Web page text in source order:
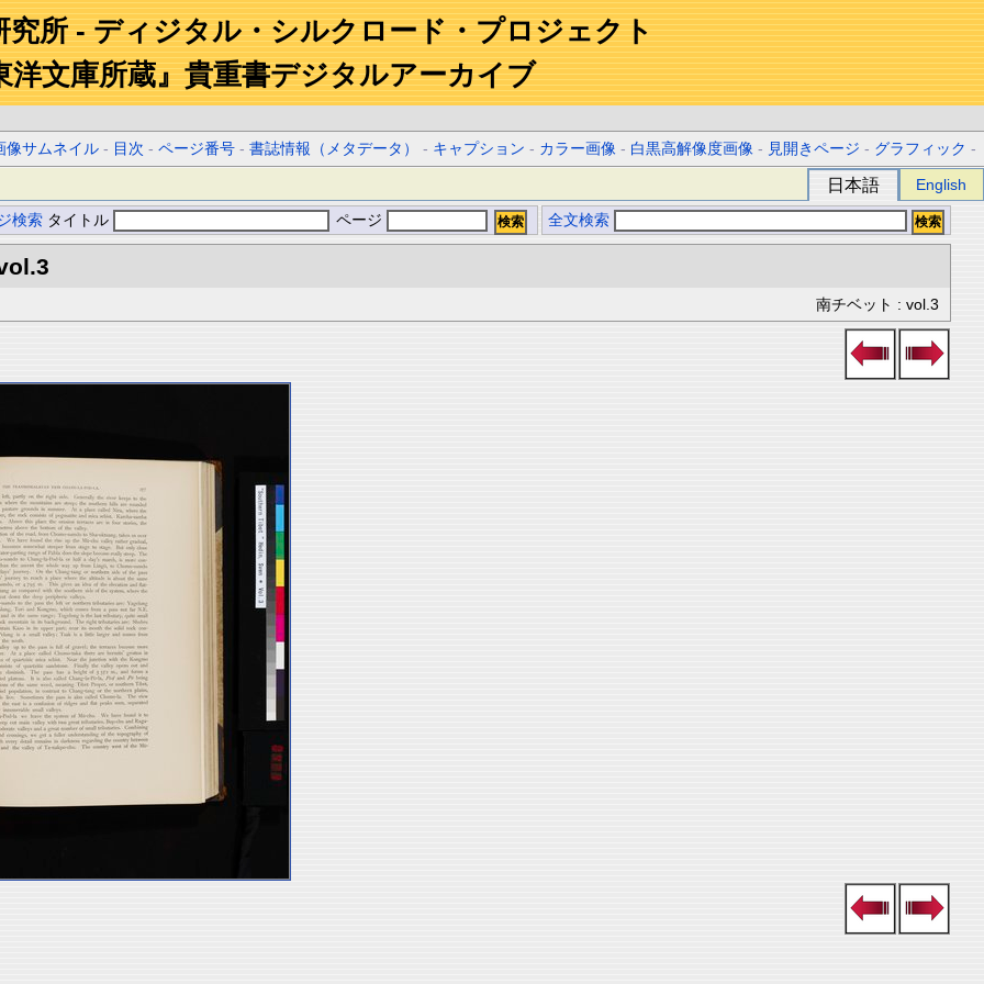
究所 - ディジタル・シルクロード・プロジェクト
洋文庫所蔵』貴重書デジタルアーカイブ
像サムネイル - 目次 -ページ番号 -書誌情報（メタデータ） - キャプション - カラー画像 - 白黒高解像度画像 - 見開きページ - グラフィック -
日本語 English
検索 タイトル ページ 全文検索
南チベット : vol.3